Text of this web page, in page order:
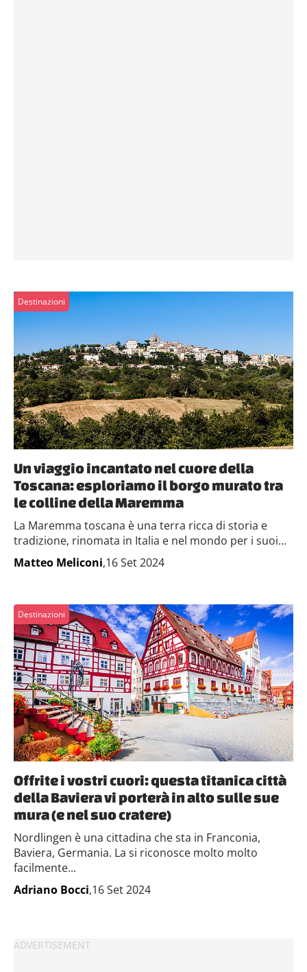
Destinazioni
Un viaggio incantato nel cuore della
Toscana: esploriamo il borgo murato tra
le colline della Maremma
La Maremma toscana è una terra ricca di storia e
tradizione, rinomata in Italia e nel mondo per i suoi...
Matteo Meliconi,16 Set 2024
Destinazioni
Offrite i vostri cuori: questa titanica città
della Baviera vi porterà in alto sulle sue
mura (e nel suo cratere)
Nordlingen è una cittadina che sta in Franconia,
Baviera, Germania. La si riconosce molto molto
facilmente...
Adriano Bocci,16 Set 2024